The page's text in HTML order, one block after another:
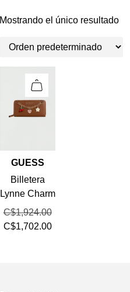
Mostrando el único resultado
GUESS
Billetera
Lynne Charm
C$1,924.00
C$1,702.00